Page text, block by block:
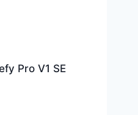
Pro V1 SE